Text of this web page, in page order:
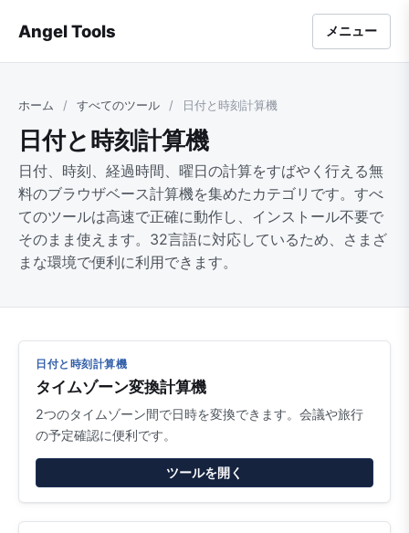
Angel Tools メニュー
ホーム / すべてのツール / 日付と時刻計算機
日付と時刻計算機
日付、時刻、経過時間、曜日の計算をすばやく行える無
料のブラウザベース計算機を集めたカテゴリです。すべ
てのツールは高速で正確に動作し、インストール不要で
そのまま使えます。32言語に対応しているため、さまざ
まな環境で便利に利用できます。
日付と時刻計算機
タイムゾーン変換計算機
2つのタイムゾーン間で日時を変換できます。会議や旅行
の予定確認に便利です。
ツールを開く